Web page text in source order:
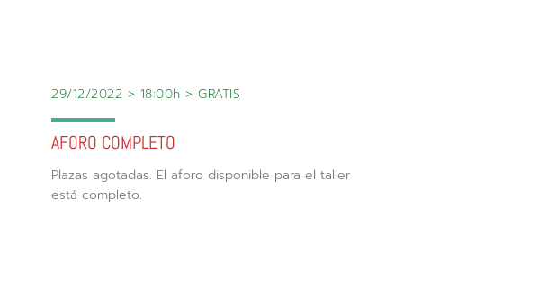
29/12/2022 > 18:00h > GRATIS
AFORO COMPLETO
Plazas agotadas. El aforo disponible para el taller
está completo.